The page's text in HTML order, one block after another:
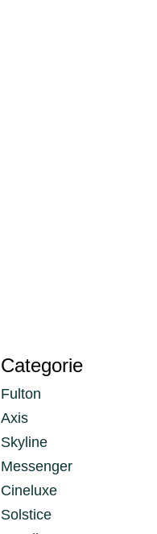
Categorie
Fulton
Axis
Skyline
Messenger
Cineluxe
Solstice